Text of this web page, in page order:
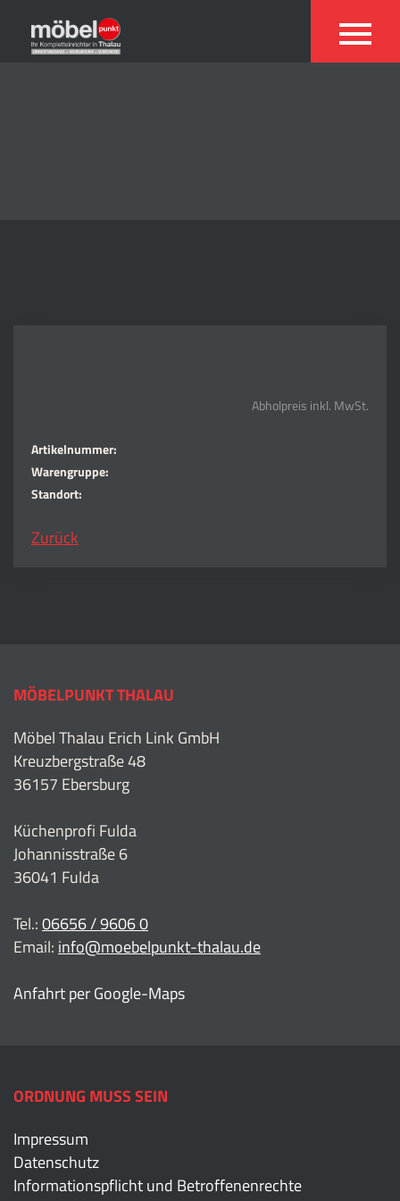
Abholpreis inkl. MwSt.
Artikelnummer:
Warengruppe:
Standort:
Zurück
MÖBELPUNKT THALAU
Möbel Thalau Erich Link GmbH
Kreuzbergstraße 48
36157 Ebersburg
Küchenprofi Fulda
Johannisstraße 6
36041 Fulda
Tel.:06656 / 9606 0
Email: info@moebelpunkt-thalau.de
Anfahrt per Google-Maps
ORDNUNG MUSS SEIN
Impressum
Datenschutz
Informationspflicht und Betroffenenrechte